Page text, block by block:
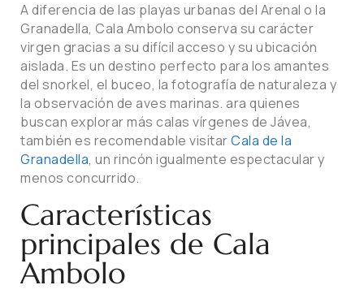
A diferencia de las playas urbanas del Arenal o la
Granadella, Cala Ambolo conserva su carácter
virgen gracias a su difícil acceso y su ubicación
aislada. Es un destino perfecto para los amantes
del snorkel, el buceo, la fotografía de naturaleza y
la observación de aves marinas. ara quienes
buscan explorar más calas vírgenes de Jávea,
también es recomendable visitarCala de la
Granadella, un rincón igualmente espectacular y
menos concurrido.
Características
principales de Cala
Ambolo